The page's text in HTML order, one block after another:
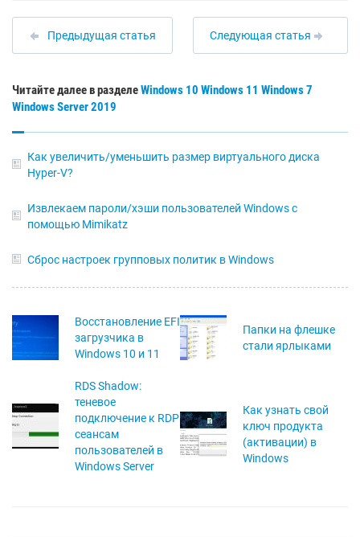
Предыдущая статья Следующая статья
Читайте далее в разделеWindows 10 Windows 11 Windows 7
Windows Server 2019
Как увеличить/уменьшить размер виртуального диска
Hyper-V?
Извлекаем пароли/хэши пользователей Windows с
помощью Mimikatz
Сброс настроек групповых политик в Windows
Восстановление EFI
загрузчика в
Windows 10 и 11
Папки на флешке
стали ярлыками
RDS Shadow:
теневое
подключение к RDP
сеансам
пользователей в
Windows Server
Как узнать свой
ключ продукта
(активации) в
Windows